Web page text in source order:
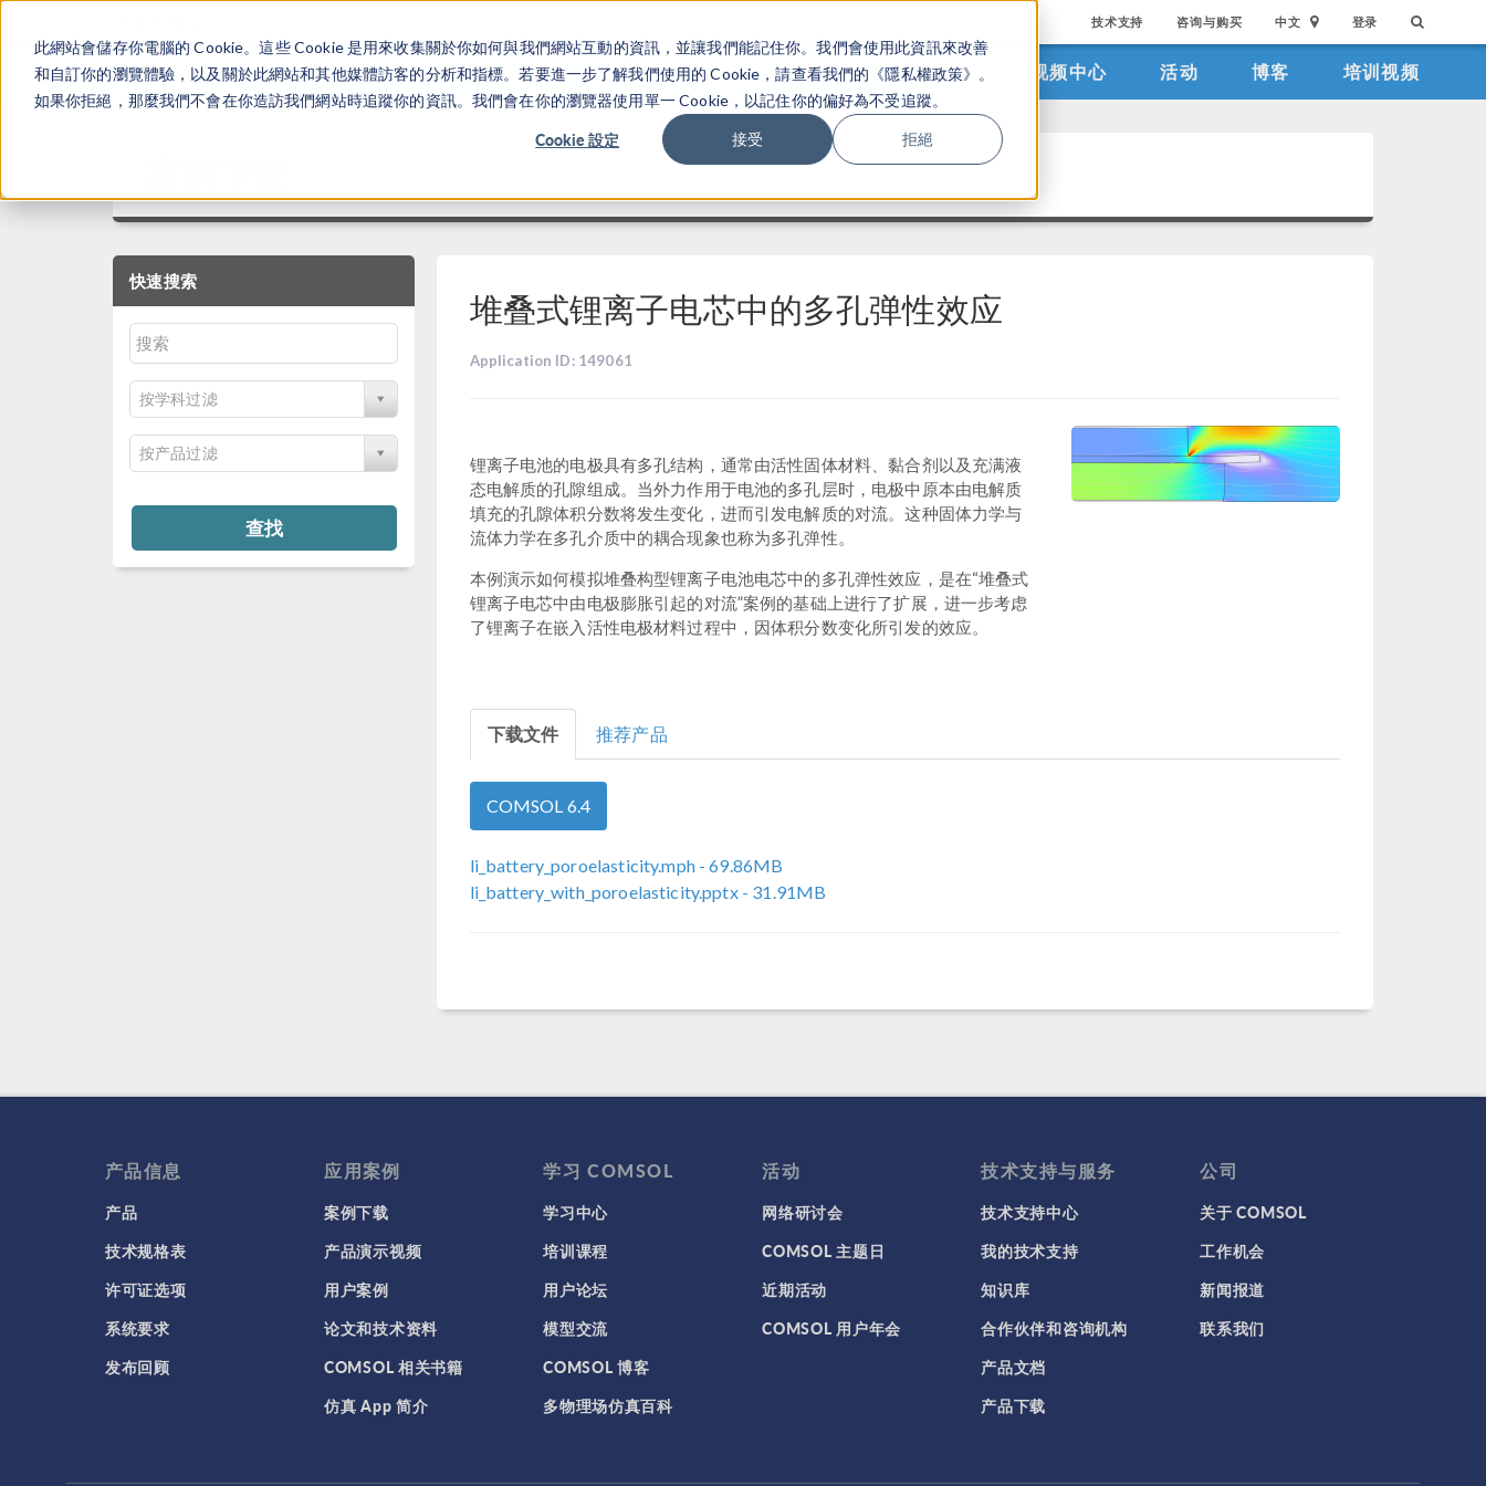
此網站會儲存你電腦的 Cookie。這些 Cookie 是用來收集關於你如何與我們網站互動的資訊，並讓我們能記住你。我們會使用此資訊來改善
和自訂你的瀏覽體驗，以及關於此網站和其他媒體訪客的分析和指標。若要進一步了解我們使用的 Cookie，請查看我們的《隱私權政策》。
如果你拒絕，那麼我們不會在你造訪我們網站時追蹤你的資訊。我們會在你的瀏覽器使用單一 Cookie，以記住你的偏好為不受追蹤。
Cookie 設定 接受 拒絕
技术支持 咨询与购买 中文 登录
产品 行业应用 视频中心 活动 博客 培训视频
快速搜索
按学科过滤
按产品过滤
查找
堆叠式锂离子电芯中的多孔弹性效应
Application ID: 149061
锂离子电池的电极具有多孔结构，通常由活性固体材料、黏合剂以及充满液
态电解质的孔隙组成。当外力作用于电池的多孔层时，电极中原本由电解质
填充的孔隙体积分数将发生变化，进而引发电解质的对流。这种固体力学与
流体力学在多孔介质中的耦合现象也称为多孔弹性。
本例演示如何模拟堆叠构型锂离子电池电芯中的多孔弹性效应，是在“堆叠式
锂离子电芯中由电极膨胀引起的对流”案例的基础上进行了扩展，进一步考虑
了锂离子在嵌入活性电极材料过程中，因体积分数变化所引发的效应。
下载文件 推荐产品
COMSOL 6.4
li_battery_poroelasticity.mph- 69.86MB
li_battery_with_poroelasticity.pptx- 31.91MB
产品信息
产品
技术规格表
许可证选项
系统要求
发布回顾
应用案例
案例下载
产品演示视频
用户案例
论文和技术资料
COMSOL 相关书籍
仿真 App 简介
学习 COMSOL
学习中心
培训课程
用户论坛
模型交流
COMSOL 博客
多物理场仿真百科
活动
网络研讨会
COMSOL 主题日
近期活动
COMSOL 用户年会
技术支持与服务
技术支持中心
我的技术支持
知识库
合作伙伴和咨询机构
产品文档
产品下载
公司
关于 COMSOL
工作机会
新闻报道
联系我们